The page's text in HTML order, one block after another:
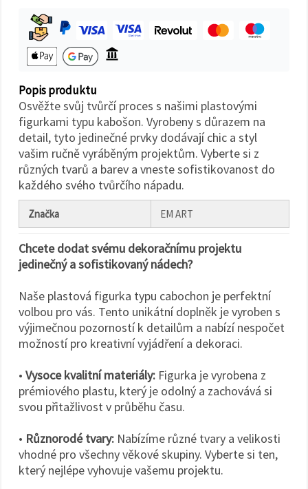
Popis produktu
Osvěžte svůj tvůrčí proces s našimi plastovými
figurkami typu kabošon. Vyrobeny s důrazem na
detail, tyto jedinečné prvky dodávají chic a styl
vašim ručně vyráběným projektům. Vyberte si z
různých tvarů a barev a vneste sofistikovanost do
každého svého tvůrčího nápadu.
Značka EM ART
Chcete dodat svému dekoračnímu projektu
jedinečný a sofistikovaný nádech?
Naše plastová figurka typu cabochon je perfektní
volbou pro vás. Tento unikátní doplněk je vyroben s
výjimečnou pozorností k detailům a nabízí nespočet
možností pro kreativní vyjádření a dekoraci.
• Vysoce kvalitní materiály: Figurka je vyrobena z
prémiového plastu, který je odolný a zachovává si
svou přitažlivost v průběhu času.
• Různorodé tvary: Nabízíme různé tvary a velikosti
vhodné pro všechny věkové skupiny. Vyberte si ten,
který nejlépe vyhovuje vašemu projektu.